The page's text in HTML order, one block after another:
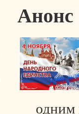
Анонс
одним